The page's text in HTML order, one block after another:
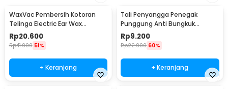
WaxVac Pembersih Kotoran
Telinga Electric Ear Wax
Vacuum Silicon Tip - 682
Rp20.600
Rp41.900 51%
+ Keranjang
Tali Penyangga Penegak
Punggung Anti Bungkuk
Posture Corrector Size S
Rp9.200
Rp22.900 60%
+ Keranjang